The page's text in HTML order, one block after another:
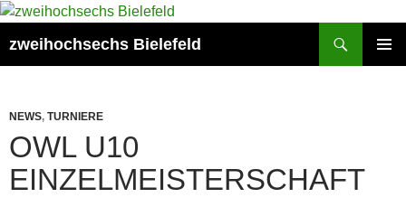
Zum
springen
zweihochsechs Bielefeld
NEWS, TURNIERE
OWL U10
EINZELMEISTERSCHAFT